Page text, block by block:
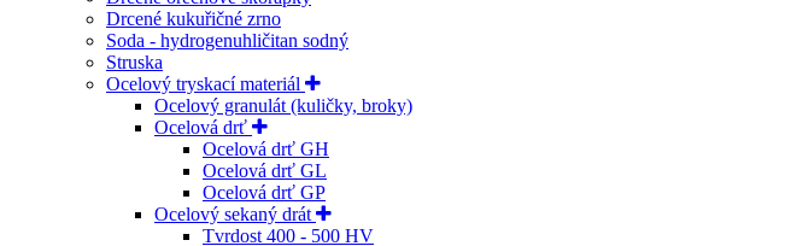
Drcené kukuřičné zrno
Soda - hydrogenuhličitan sodný
Struska
Ocelový tryskací materiál
Ocelový granulát (kuličky, broky)
Ocelová drť
Ocelová drť GH
Ocelová drť GL
Ocelová drť GP
Ocelový sekaný drát
Tvrdost 400 - 500 HV